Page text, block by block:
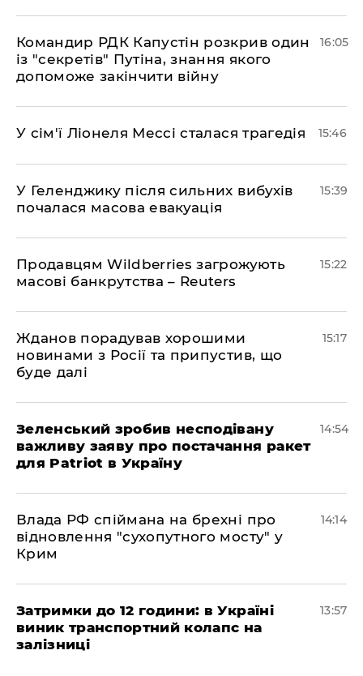
Командир РДК Капустін розкрив один
із "секретів" Путіна, знання якого
допоможе закінчити війну
16:05
У сім'ї Ліонеля Мессі сталася трагедія 15:46
У Геленджику після сильних вибухів
почалася масова евакуація
15:39
Продавцям Wildberries загрожують
масові банкрутства – Reuters
15:22
Жданов порадував хорошими
новинами з Росії та припустив, що
буде далі
15:17
Зеленський зробив несподівану
важливу заяву про постачання ракет
для Patriot в Україну
14:54
Влада РФ спіймана на брехні про
відновлення "сухопутного мосту" у
Крим
14:14
Затримки до 12 години: в Україні
виник транспортний колапс на
залізниці
13:57